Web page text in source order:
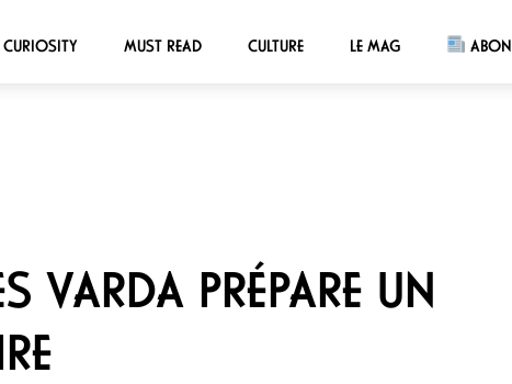
MUST READ CULTURE LE MAG
VARDA PRÉPARE UN